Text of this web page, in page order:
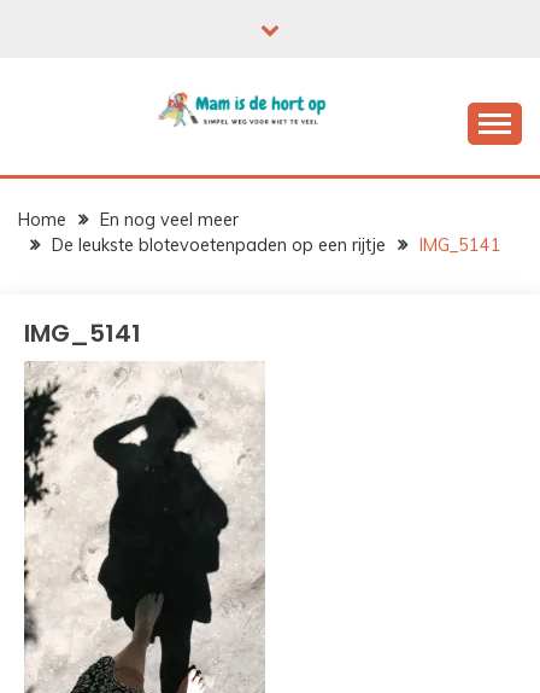
Home
En nog veel meer
De leukste blotevoetenpaden op een rijtje
IMG_5141
IMG_5141